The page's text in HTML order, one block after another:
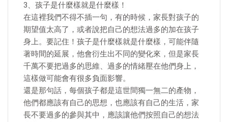
3、孩子是什麼樣就是什麼樣！
在這裡我們不得不插一句，有的時候，家長對孩子的
期望值太高了，或者說把自己的想法過多的加在孩子
身上。要記住！孩子是什麼樣就是什麼樣，可能伴隨
著時間的延展，他會衍生出不同的變化來，但是家長
千萬不要把過多的思維、過多的情緒壓在他們身上，
這樣做可能會有很多負面影響。
還是那句話，每個孩子都是這世間獨一無二的產物，
他們都應該有自己的思想，也應該有自己的生活，家
長不要過多的參與其中，應該讓他們按照自己的想法